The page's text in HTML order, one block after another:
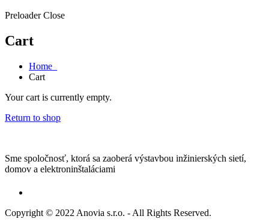
Preloader Close
Cart
Home
Cart
Your cart is currently empty.
Return to shop
Sme spoločnosť, ktorá sa zaoberá výstavbou inžinierských sietí,
domov a elektroninštaláciami
Copyright © 2022 Anovia s.r.o. - All Rights Reserved.